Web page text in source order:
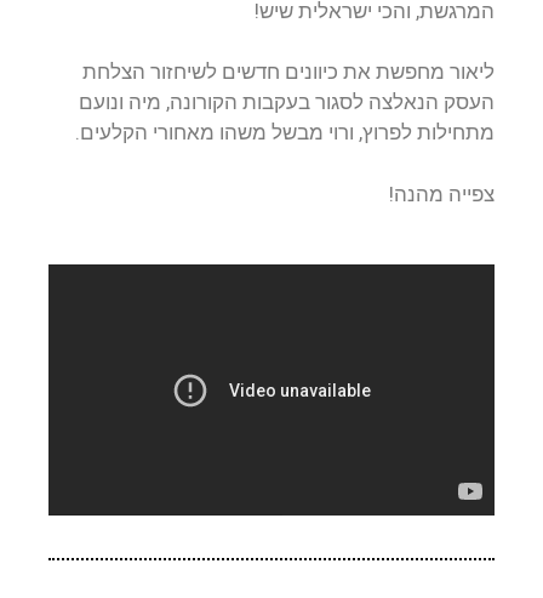
המרגשת, והכי ישראלית שיש!
ליאור מחפשת את כיוונים חדשים לשיחזור הצלחת
העסק הנאלצה לסגור בעקבות הקורונה, מיה ונועם
מתחילות לפרוץ, ורוי מבשל משהו מאחורי הקלעים.
צפייה מהנה!